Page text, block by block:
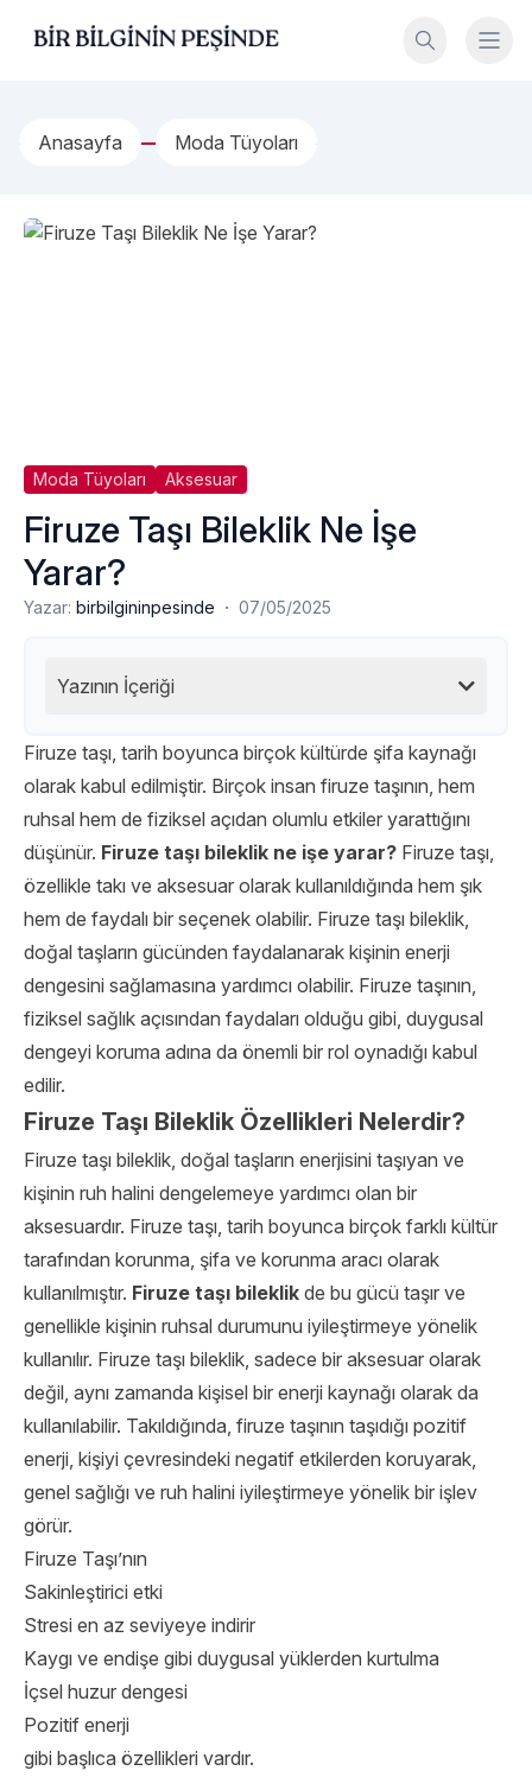
Bir Bilginin Peşinde!
Anasayfa Moda Tüyoları
Moda Tüyoları Aksesuar
Firuze Taşı Bileklik Ne İşe
Yarar?
Yazar: birbilgininpesinde · 07/05/2025
Yazının İçeriği
Firuze taşı, tarih boyunca birçok kültürde şifa kaynağı
olarak kabul edilmiştir. Birçok insan firuze taşının, hem
ruhsal hem de fiziksel açıdan olumlu etkiler yarattığını
düşünür. Firuze taşı bileklik ne işe yarar? Firuze taşı,
özellikle takı ve aksesuar olarak kullanıldığında hem şık
hem de faydalı bir seçenek olabilir. Firuze taşı bileklik,
doğal taşların gücünden faydalanarak kişinin enerji
dengesini sağlamasına yardımcı olabilir. Firuze taşının,
fiziksel sağlık açısından faydaları olduğu gibi, duygusal
dengeyi koruma adına da önemli bir rol oynadığı kabul
edilir.
Firuze Taşı Bileklik Özellikleri Nelerdir?
Firuze taşı bileklik, doğal taşların enerjisini taşıyan ve
kişinin ruh halini dengelemeye yardımcı olan bir
aksesuardır. Firuze taşı, tarih boyunca birçok farklı kültür
tarafından korunma, şifa ve korunma aracı olarak
kullanılmıştır. Firuze taşı bileklik de bu gücü taşır ve
genellikle kişinin ruhsal durumunu iyileştirmeye yönelik
kullanılır. Firuze taşı bileklik, sadece bir aksesuar olarak
değil, aynı zamanda kişisel bir enerji kaynağı olarak da
kullanılabilir. Takıldığında, firuze taşının taşıdığı pozitif
enerji, kişiyi çevresindeki negatif etkilerden koruyarak,
genel sağlığı ve ruh halini iyileştirmeye yönelik bir işlev
görür.
Firuze Taşı’nın
Sakinleştirici etki
Stresi en az seviyeye indirir
Kaygı ve endişe gibi duygusal yüklerden kurtulma
İçsel huzur dengesi
Pozitif enerji
gibi başlıca özellikleri vardır.